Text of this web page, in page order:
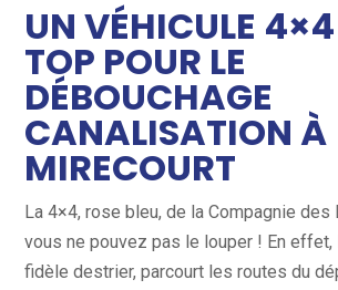
UN VÉHICULE
TOP POUR LE
DÉBOUCHAGE
CANALISATION À
MIRECOURT
La 4×4, rose bleu, de la Compagnie des
vous ne pouvez pas le louper ! En
fidèle destrier, parcourt les routes du